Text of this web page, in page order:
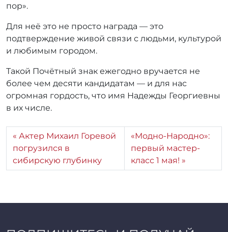
пор».
Для неё это не просто награда — это
подтверждение живой связи с людьми, культурой
и любимым городом.
Такой Почётный знак ежегодно вручается не
более чем десяти кандидатам — и для нас
огромная гордость, что имя Надежды Георгиевны
в их числе.
Актер Михаил Горевой
погрузился в
сибирскую глубинку
«Модно-Народно»:
первый мастер-
класс 1 мая!